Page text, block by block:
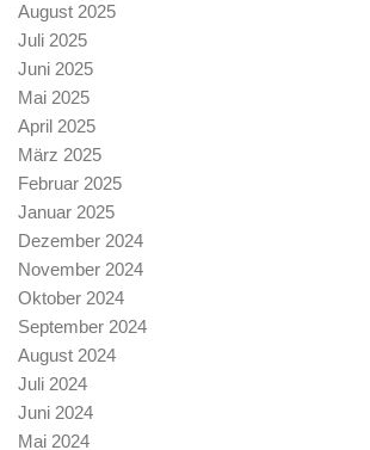
August 2025
Juli 2025
Juni 2025
Mai 2025
April 2025
März 2025
Februar 2025
Januar 2025
Dezember 2024
November 2024
Oktober 2024
September 2024
August 2024
Juli 2024
Juni 2024
Mai 2024